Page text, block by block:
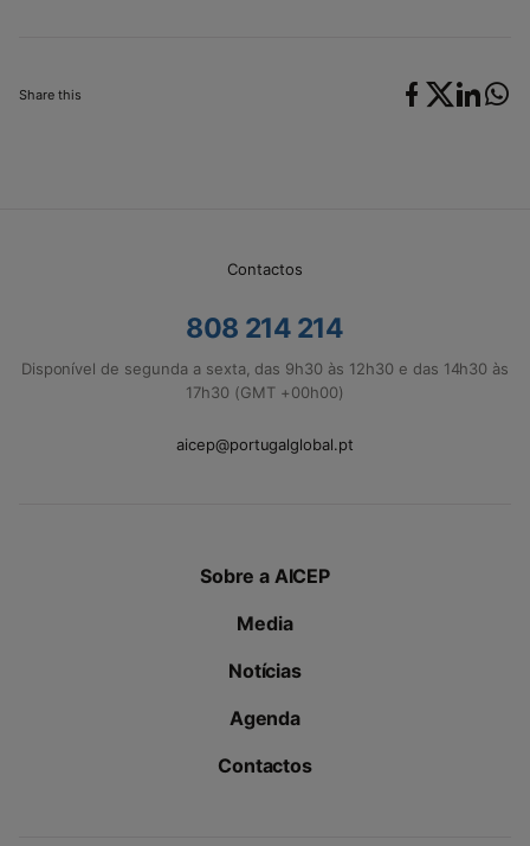
Share this
Contactos
808 214 214
Disponível de segunda a sexta, das 9h30 às 12h30 e das 14h30 às
17h30 (GMT +00h00)
aicep@portugalglobal.pt
Sobre a AICEP
Media
Notícias
Agenda
Contactos